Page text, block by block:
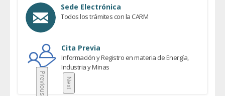
Sede Electrónica
Todos los trámites con la CARM
Cita Previa
Información y Registro en materia de Energía,
Industria y Minas
Previous Next